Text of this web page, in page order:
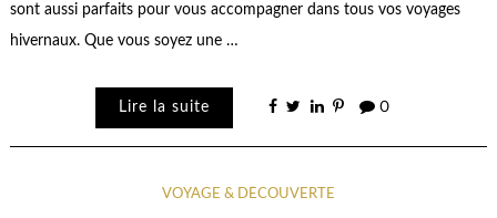
sont aussi parfaits pour vous accompagner dans tous vos voyages
hivernaux. Que vous soyez une …
Lire la suite 0
VOYAGE & DÉCOUVERTE